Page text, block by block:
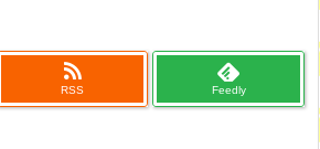
RSS Feedly